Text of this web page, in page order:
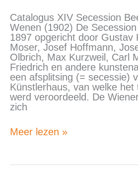
Catalogus XIV Secession
Wenen (1902) De
1897 opgericht door Gustav
Moser, Josef Hoffmann,
Olbrich, Max Kurzweil, Carl
Friedrich en andere
een afsplitsing (= secessie)
Künstlerhaus, van welke het
werd veroordeeld. De
zich
Meer lezen »